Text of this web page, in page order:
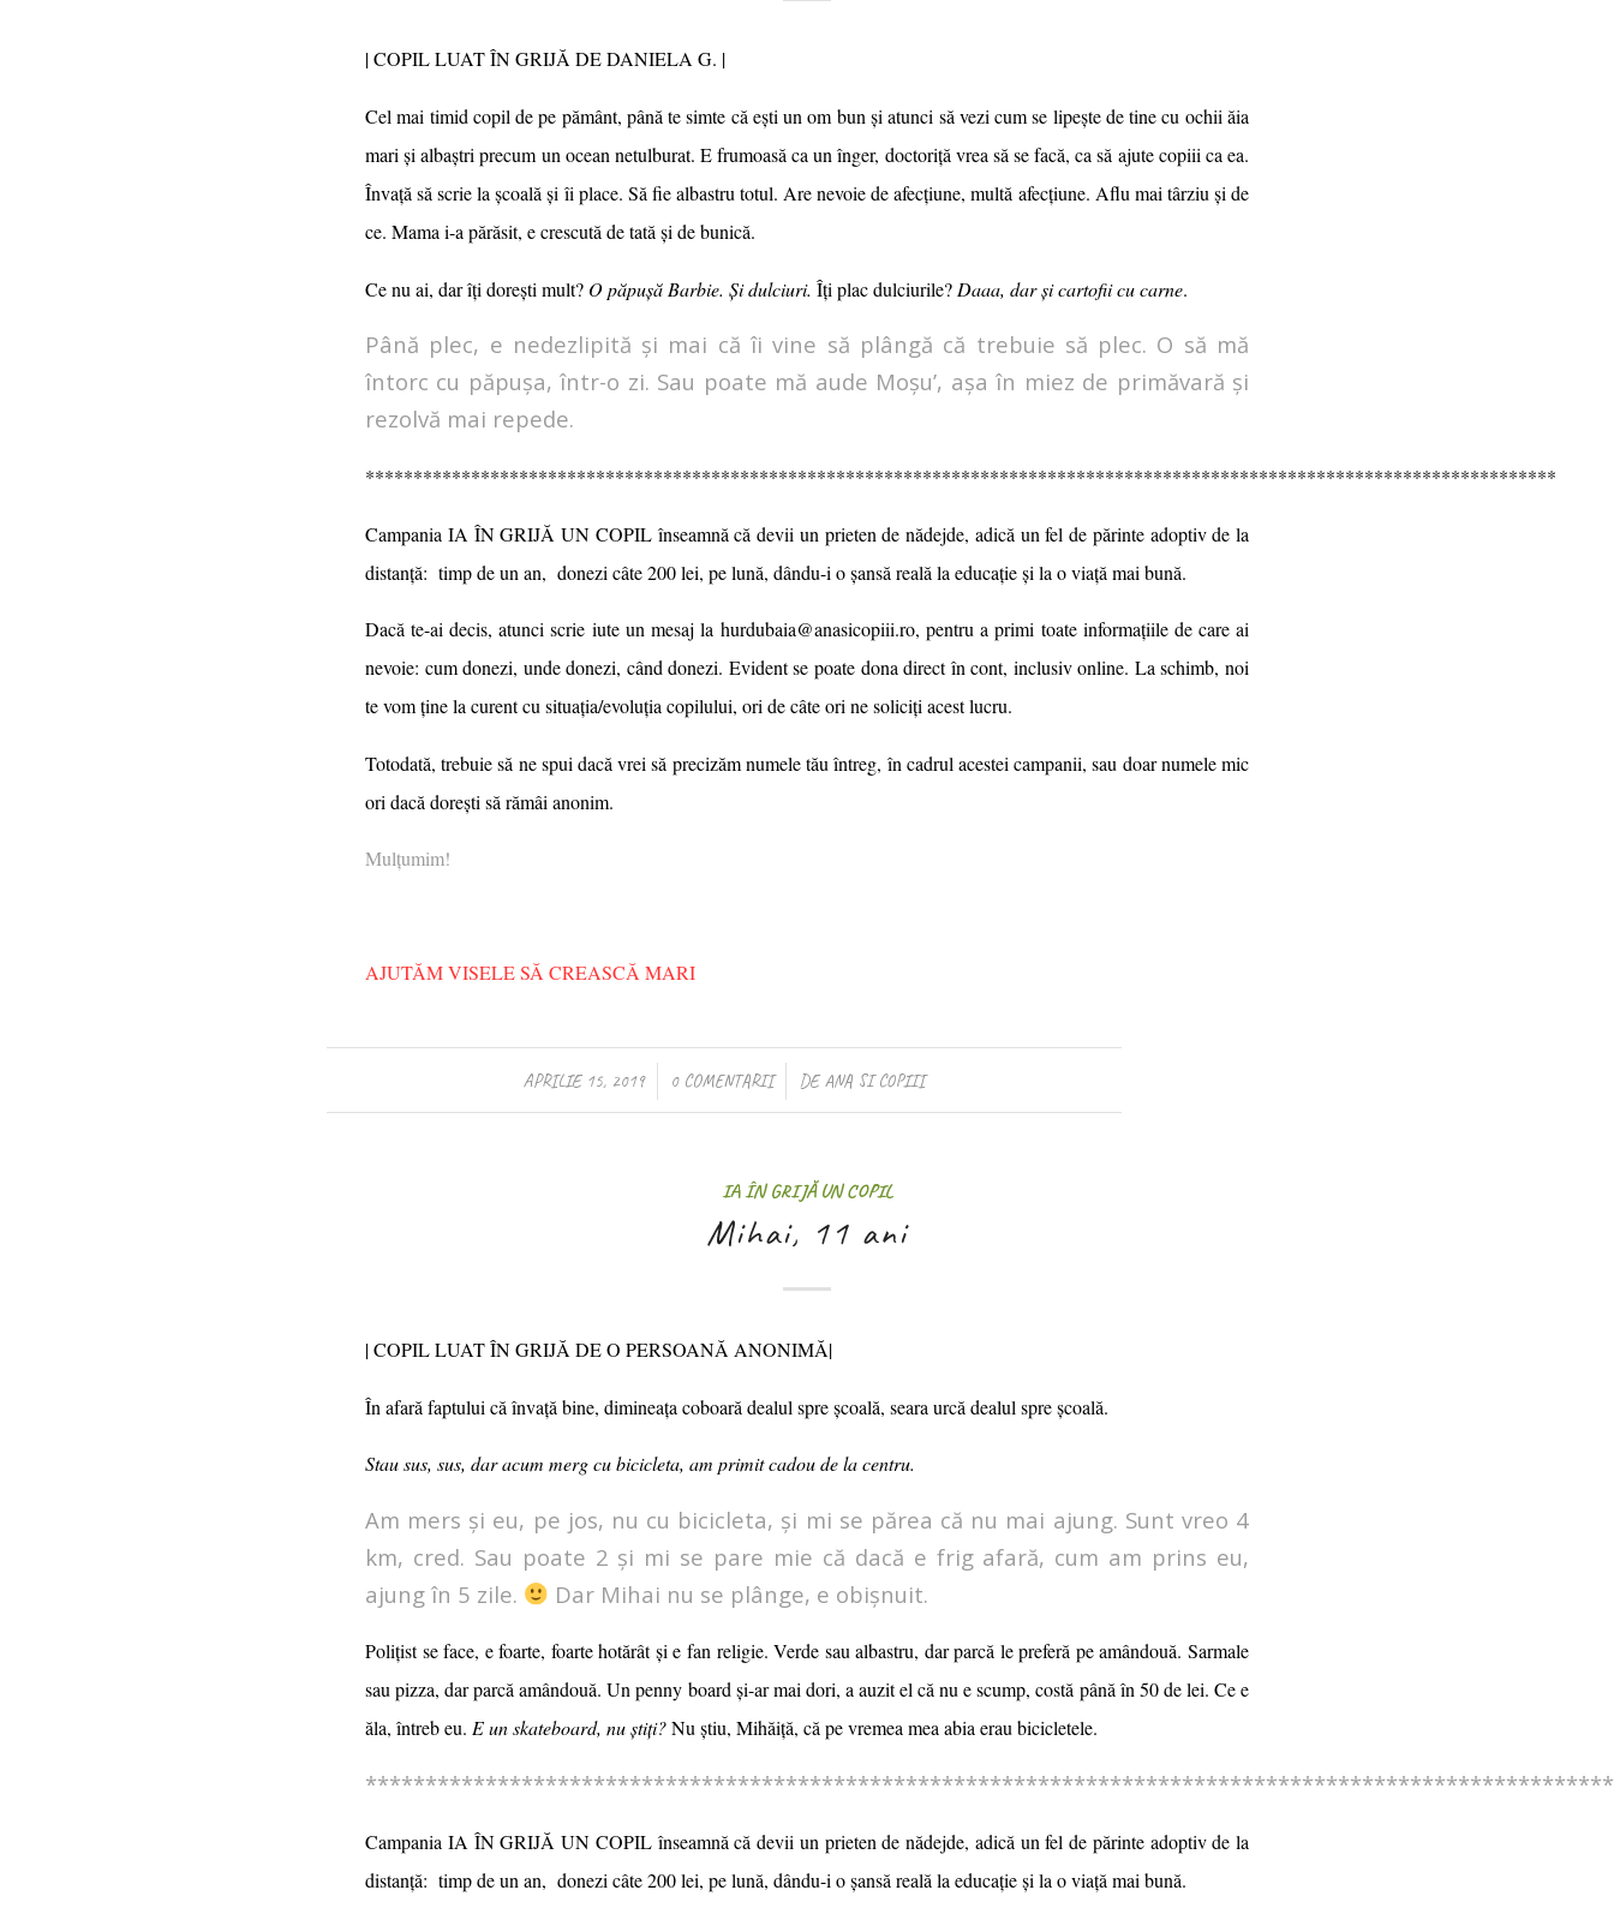
| COPIL LUAT ÎN GRIJĂ DE DANIELA G. |
Cel mai timid copil de pe pământ, până te simte că ești un om bun și atunci să vezi cum se lipește de tine cu ochii ăia
mari și albaștri precum un ocean netulburat. E frumoasă ca un înger, doctoriță vrea să se facă, ca să ajute copiii ca ea.
Învață să scrie la școală și îi place. Să fie albastru totul. Are nevoie de afecțiune, multă afecțiune. Aflu mai târziu și de
ce. Mama i-a părăsit, e crescută de tată și de bunică.
Ce nu ai, dar îți dorești mult? O păpușă Barbie. Și dulciuri. Îți plac dulciurile? Daaa, dar și cartofii cu carne.
Până plec, e nedezlipită și mai că îi vine să plângă că trebuie să plec. O să mă
întorc cu păpușa, într-o zi. Sau poate mă aude Moșu’, așa în miez de primăvară și
rezolvă mai repede.
****************************************************************************************************************************
Campania IA ÎN GRIJĂ UN COPIL înseamnă că devii un prieten de nădejde, adică un fel de părinte adoptiv de la
distanță: timp de un an, donezi câte 200 lei, pe lună, dându-i o șansă reală la educație și la o viață mai bună.
Dacă te-ai decis, atunci scrie iute un mesaj lahurdubaia@anasicopiii.ro, pentru a primi toate informațiile de care ai
nevoie: cum donezi, unde donezi, cânddonezi. Evident se poate dona direct în cont, inclusiv online. La schimb, noi
te vom ține la curent cu situația/evoluția copilului, ori de câte ori ne soliciți acest lucru.
Totodată, trebuie să ne spui dacă vrei să precizăm numele tău întreg, în cadrul acestei campanii, sau doar numele mic
ori dacă dorești să rămâi anonim.
Mulțumim!
AJUTĂM VISELE SĂ CREASCĂ MARI
APRILIE 15, 2019
/ 0 COMENTARII
/ DE ANA SI COPIII
IA ÎN GRIJĂ UN COPIL
Mihai, 11 ani
| COPIL LUAT ÎN GRIJĂ DE O PERSOANĂ ANONIMĂ|
În afară faptului că învață bine, dimineața coboară dealul spre școală, seara urcă dealul spre școală.
Stau sus, sus, dar acum merg cu bicicleta, am primit cadou de la centru.
Am mers și eu, pe jos, nu cu bicicleta, și mi se părea că nu mai ajung. Sunt vreo 4
km, cred. Sau poate 2 și mi se pare mie că dacă e frig afară, cum am prins eu,
ajung în 5 zile.
Dar Mihai nu se plânge, e obișnuit.
Polițist se face, e foarte, foarte hotărât și e fan religie. Verde sau albastru, dar parcă le preferă pe amândouă. Sarmale
sau pizza, dar parcă amândouă. Un penny board și-ar mai dori, a auzit el că nu e scump, costă până în 50 de lei. Ce e
ăla, întreb eu. E un skateboard, nu știți?Nu știu, Mihăiță, că pe vremea mea abia erau bicicletele.
Campania IA ÎN GRIJĂ UN COPIL înseamnă că devii un prieten de nădejde, adică un fel de părinte adoptiv de la
distanță: timp de un an, donezi câte 200 lei, pe lună, dându-i o șansă reală la educație și la o viață mai bună.